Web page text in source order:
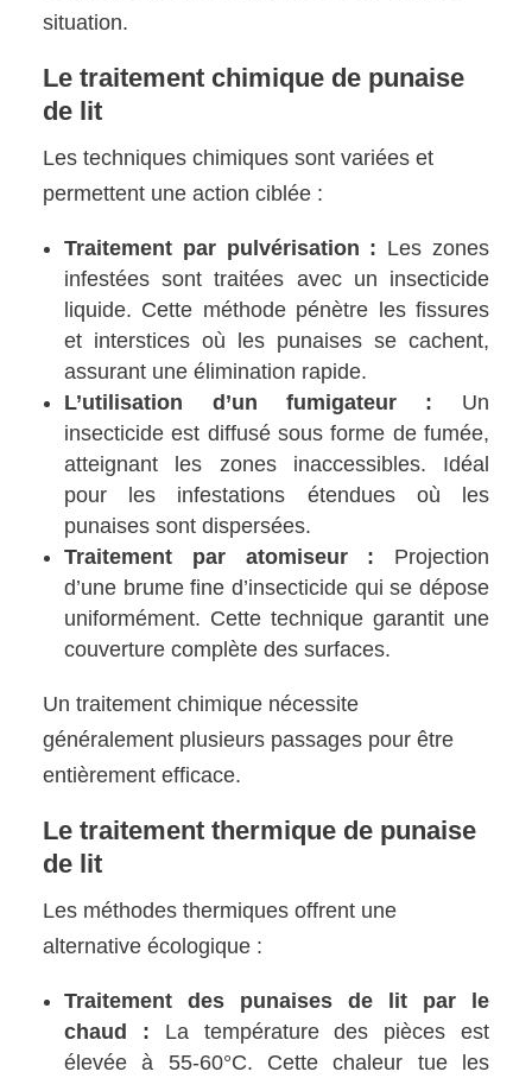
situation.
Le traitement chimique de punaise
de lit
Les techniques chimiques sont variées et
permettent une action ciblée :
Traitement par pulvérisation : Les zones
infestées sont traitées avec un insecticide
liquide. Cette méthode pénètre les fissures
et interstices où les punaises se cachent,
assurant une élimination rapide.
L’utilisation d’un fumigateur : Un
insecticide est diffusé sous forme de fumée,
atteignant les zones inaccessibles. Idéal
pour les infestations étendues où les
punaises sont dispersées.
Traitement par atomiseur : Projection
d’une brume fine d’insecticide qui se dépose
uniformément. Cette technique garantit une
couverture complète des surfaces.
Un traitement chimique nécessite
généralement plusieurs passages pour être
entièrement efficace.
Le traitement thermique de punaise
de lit
Les méthodes thermiques offrent une
alternative écologique :
Traitement des punaises de lit par le
chaud : La température des pièces est
élevée à 55-60°C. Cette chaleur tue les